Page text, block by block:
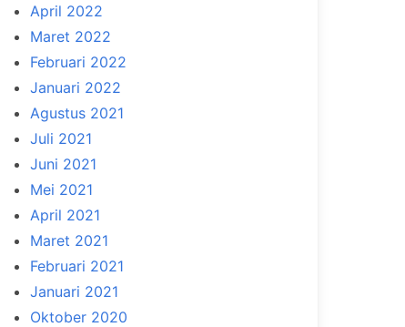
April 2022
Maret 2022
Februari 2022
Januari 2022
Agustus 2021
Juli 2021
Juni 2021
Mei 2021
April 2021
Maret 2021
Februari 2021
Januari 2021
Oktober 2020